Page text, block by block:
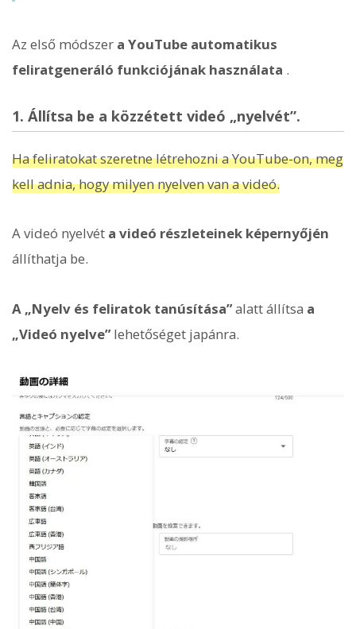
Az első módszer a YouTube automatikus
feliratgeneráló funkciójának használata .
1. Állítsa be a közzétett videó „nyelvét”.
Ha feliratokat szeretne létrehozni a YouTube-on, meg
kell adnia, hogy milyen nyelven van a videó.
A videó nyelvét a videó részleteinek képernyőjén
állíthatja be.
A „Nyelv és feliratok tanúsítása”alatt állítsa a
„Videó nyelve”lehetőséget japánra.